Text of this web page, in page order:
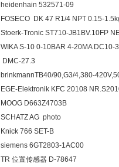
heidenhain 532571-09
FOSECO DK 47 R1/4 NPT 0.15-
Stoerk-Tronic ST710-JB1BV.10FP
WIKA S-10 0-10BAR 4-20MA DC10-
DMC-27.3
brinkmannTB40/90,G3/4,380-
EGE-Elektronik KFC 20108
MOOG D663Z4703B
SCHATZ AG photo
Knick 766 SET-B
siemens 6GT2803-1AC00
TR 位置传感器 D-78647